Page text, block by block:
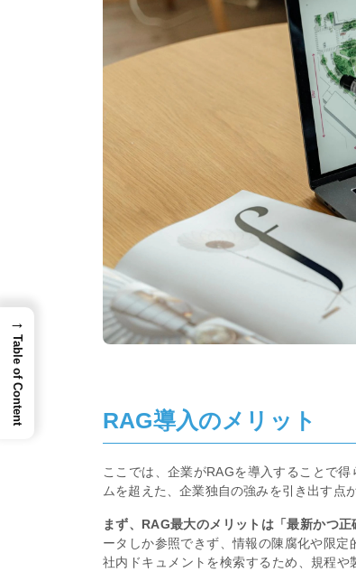
RAG導入のメリット
ここでは、企業がRAGを導入することで
ムを超えた、企業独自の強みを引き出す点
まず、RAG最大のメリットは「最新かつ
ータしか参照できず、情報の陳腐化や限
社内ドキュメントを検索するため、規程
→
Table of Content